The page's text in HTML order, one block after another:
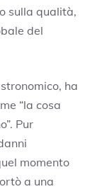
sulla qualità,
del
ha
“la cosa
Pur
momento
a una